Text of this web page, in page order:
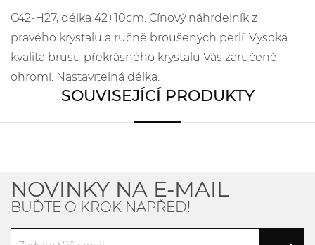
C42-H27, délka 42+10cm. Cínový náhrdelník z
pravého krystalu a ručně broušených perlí. Vysoká
kvalita brusu překrásného krystalu Vás zaručeně
ohromí. Nastavitelná délka.
SOUVISEJÍCÍ PRODUKTY
NOVINKY NA E-MAIL
BUĎTE O KROK NAPŘED!